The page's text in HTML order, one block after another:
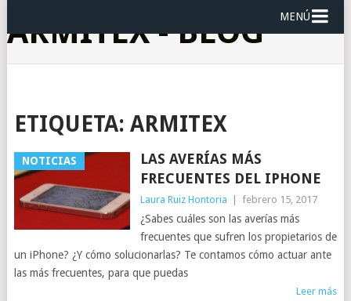
ARMITEX - BLOG MENÚ
ETIQUETA: ARMITEX
NOTICIAS
LAS AVERÍAS MÁS
FRECUENTES DEL IPHONE
Laura Ruiz Hontoria febrero 15, 2017
¿Sabes cuáles son las averías más
frecuentes que sufren los propietarios de
un iPhone? ¿Y cómo solucionarlas? Te contamos cómo actuar ante
las más frecuentes, para que puedas
Leer más